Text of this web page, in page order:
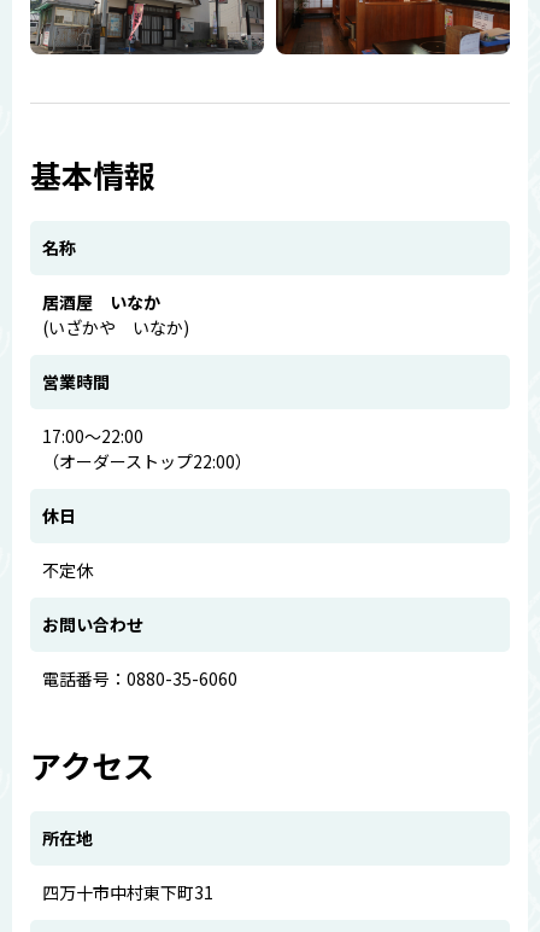
基本情報
名称
居酒屋 いなか
(いざかや いなか)
営業時間
17:00～22:00
（オーダーストップ22:00）
休日
不定休
お問い合わせ
電話番号：0880-35-6060
アクセス
所在地
四万十市中村東下町31